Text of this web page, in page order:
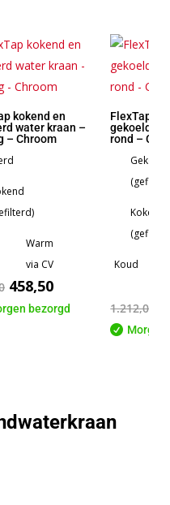
kokend en
water kraan –
– Chroom
Warm
via CV
458,50
bezorgd
FlexTap
gekoeld
rond –
Gekoeld
Kokend
Koud
1.212,00
 Morgen